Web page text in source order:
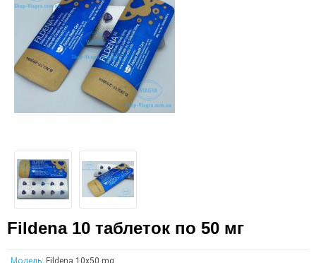
Fildena 10 таблеток по 50 мг
Модель: Fildena 10x50 mg